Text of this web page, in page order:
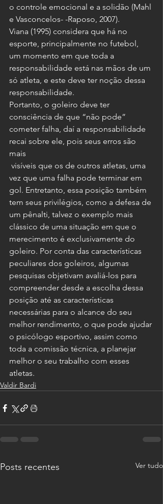
o controle emocional e a solidão (Mahl
e Vasconcelos- -Raposo, 2007).
Viana (1995) considera que há no
esporte, principalmente no futebol,
um momento em que toda a
responsabilidade está nas mãos de um
só atleta, e este deve ter noção dessa
responsabilidade.
Portanto, o goleiro deve ter
consciência de que “não pode”
cometer falha, daí a responsabilidade
recai sobre ele, pois seus erros são
mais
vez que uma falha pode terminar em
gol. Entretanto, essa posição também
tem seus privilégios, como a defesa de
um pênalti, talvez o exemplo mais
clássico de uma situação em que o
merecimento é exclusivamente do
goleiro. Por conta das características
peculiares dos goleiros, algumas
pesquisas objetivam avaliá-los para
compreender desde a escolha dessa
posição até as características
necessárias para o alcance do seu
melhor rendimento, o que pode ajudar
o psicólogo esportivo, assim como
toda a comissão técnica, a planejar
melhor o seu trabalho com esses
atletas.
Valdir Bardi
Posts recentes Ver tudo